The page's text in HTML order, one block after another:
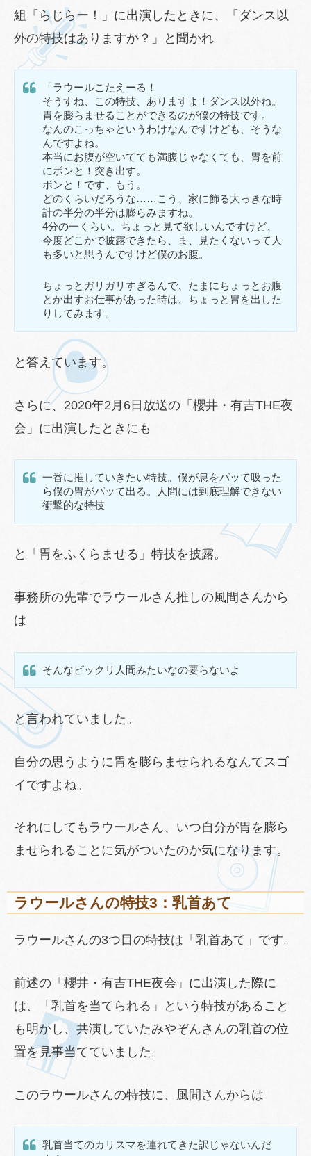
組「らじらー！」に出演したときに、「ダンス以
外の特技はありますか？」と聞かれ
「ラウールこたえーる！
そうすね、この特技、ありますよ！ダンス以外ね。
胃を膨らませることができるのが僕の特技です。
なんのこっちゃというわけなんですけども、そうな
んですよね。
本当にお腹が空いてても満腹じゃなくても、胃を前
にボンと！突き出す。
ボンと！です、もう。
どのくらいだろうな……こう、家に飾る大っきな時
計の半分の半分は膨らみますね。
4分の一くらい。ちょっと見て欲しいんですけど、
今度どこかで披露できたら、ま、見たくないって人
も多いと思うんですけど僕のお腹。
ちょっとガリガリすぎるんで、たまにちょっとお腹
とか出すお仕事があった時は、ちょっと胃を出した
りしてみます。
と答えています。
さらに、2020年2月6日放送の「櫻井・有吉THE夜
会」に出演したときにも
一番に推していきたい特技。僕が息をパッて吸った
ら僕の胃がパッて出る。人間には到底理解できない
衝撃的な特技
と「胃をふくらませる」特技を披露。
事務所の先輩でラウールさん推しの風間さんから
は
そんなビックリ人間みたいなの要らないよ
と言われていました。
自分の思うように胃を膨らませられるなんてスゴ
イですよね。
それにしてもラウールさん、いつ自分が胃を膨ら
ませられることに気がついたのか気になります。
ラウールさんの特技3：乳首あて
ラウールさんの3つ目の特技は「乳首あて」です。
前述の「櫻井・有吉THE夜会」に出演した際に
は、「乳首を当てられる」という特技があること
も明かし、共演していたみやぞんさんの乳首の位
置を見事当てていました。
このラウールさんの特技に、風間さんからは
乳首当てのカリスマを連れてきた訳じゃないんだ